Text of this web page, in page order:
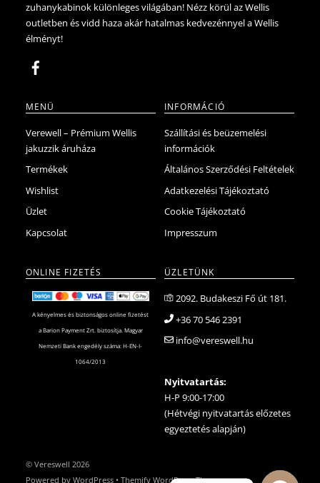
zuhanykabinok különleges világában! Nézz körül az Wellis
outletben és vidd haza akár hatalmas kedvezénnyel a Wellis
élményt!
MENÜ
Verewell – Prémium Wellis
jakuzzik áruháza
Termékek
Wishlist
Üzlet
Kapcsolat
INFORMÁCIÓ
Szállítási és beüzemelési
információk
Általános Szerződési Feltételek
Adatkezelési Tájékoztató
Cookie Tájékoztató
Impresszum
ONLINE FIZETÉS
A kényelmes és biztonságos online fizetést
a Barion Payment Zrt. biztosítja. Magyar
Nemzeti Bank engedély száma: H-EN-I-
1064/2013
ÜZLETÜNK
2092. Budakeszi Fő út 181.
+36 70 546 2391
info@vereswell.hu
Nyitvatartás:
H-P 9:00-17:00
(Hétvégi nyitvatartás előzetes
egyeztetés alapján)
© Vereswell 2026
Powered by WordPress• Themify WordPress Themes